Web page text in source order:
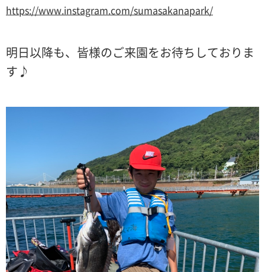
https://www.instagram.com/sumasakanapark/
明日以降も、皆様のご来園をお待ちしておりま
す♪